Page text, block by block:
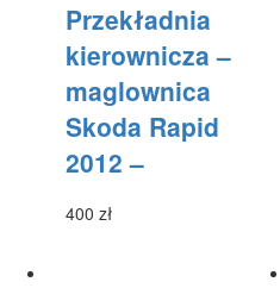
ma
wariantów.
Opcje
wybrać
Przekładnia
kierownicza –
maglownica
Skoda Rapid
2012 –
400 zł